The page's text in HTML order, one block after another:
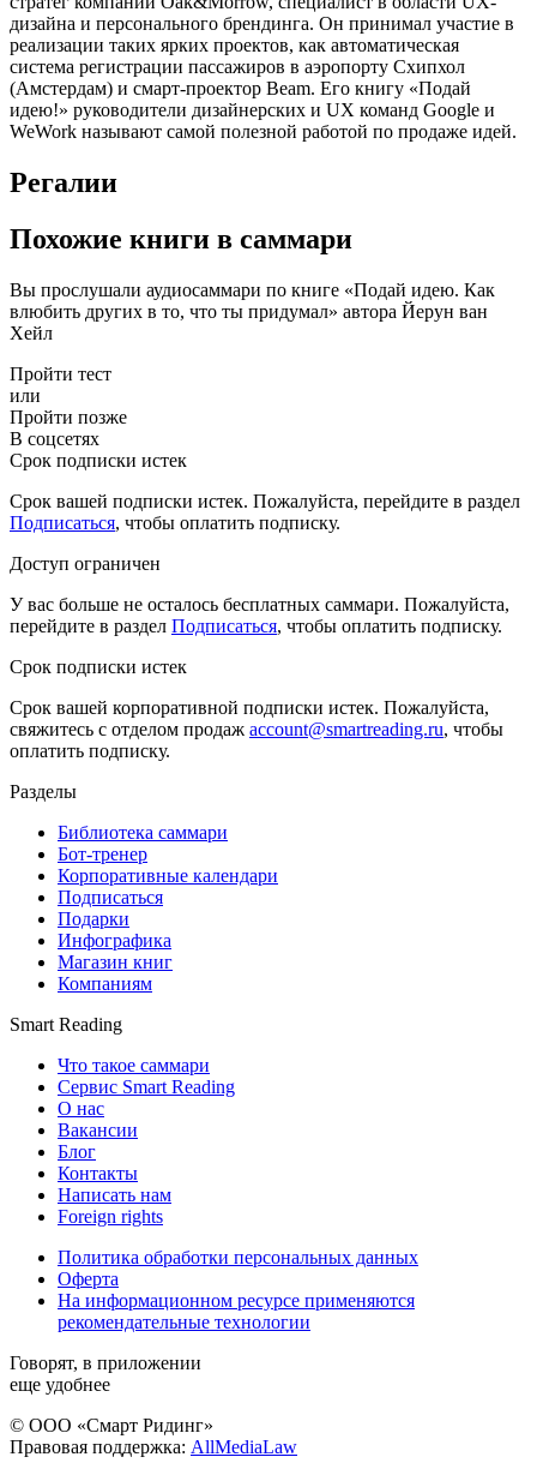
дизайна и персонального брендинга. Он принимал участие в
реализации таких ярких проектов, как автоматическая
система регистрации пассажиров в аэропорту Схипхол
(Амстердам) и смарт-проектор Beam. Его книгу «Подай
идею!» руководители дизайнерских и UX команд Google и
WeWork называют самой полезной работой по продаже идей.
Регалии
Похожие книги в саммари
Вы прослушали аудиосаммари по книге «Подай идею. Как
влюбить других в то, что ты придумал» автора Йерун ван
Хейл
Пройти тест
или
Пройти позже
В соцсетях
Срок подписки истек
Срок вашей подписки истек. Пожалуйста, перейдите в раздел
Подписаться, чтобы оплатить подписку.
Доступ ограничен
У вас больше не осталось бесплатных саммари. Пожалуйста,
перейдите в раздел Подписаться, чтобы оплатить подписку.
Срок подписки истек
Срок вашей корпоративной подписки истек. Пожалуйста,
свяжитесь с отделом продаж account@smartreading.ru, чтобы
оплатить подписку.
Разделы
Библиотека саммари
Бот-тренер
Корпоративные календари
Подписаться
Подарки
Инфографика
Магазин книг
Компаниям
Smart Reading
Что такое саммари
Сервис Smart Reading
О нас
Вакансии
Блог
Контакты
Написать нам
Foreign rights
Политика обработки персональных данных
Оферта
На информационном ресурсе применяются
рекомендательные технологии
Говорят, в приложении
еще удобнее
© ООО «Смарт Ридинг»
Правовая поддержка: AllMediaLaw